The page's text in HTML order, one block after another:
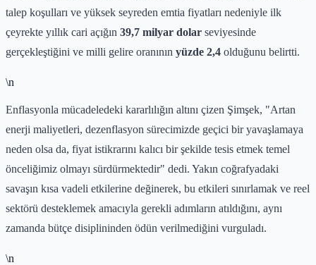
talep koşulları ve yüksek seyreden emtia fiyatları nedeniyle ilk
çeyrekte yıllık cari açığın 39,7 milyar dolar seviyesinde
gerçekleştiğini ve milli gelire oranının yüzde 2,4 olduğunu belirtti.
\n
Enflasyonla mücadeledeki kararlılığın altını çizen Şimşek, "Artan
enerji maliyetleri, dezenflasyon sürecimizde geçici bir yavaşlamaya
neden olsa da, fiyat istikrarını kalıcı bir şekilde tesis etmek temel
önceliğimiz olmayı sürdürmektedir" dedi. Yakın coğrafyadaki
savaşın kısa vadeli etkilerine değinerek, bu etkileri sınırlamak ve reel
sektörü desteklemek amacıyla gerekli adımların atıldığını, aynı
zamanda bütçe disiplininden ödün verilmediğini vurguladı.
\n